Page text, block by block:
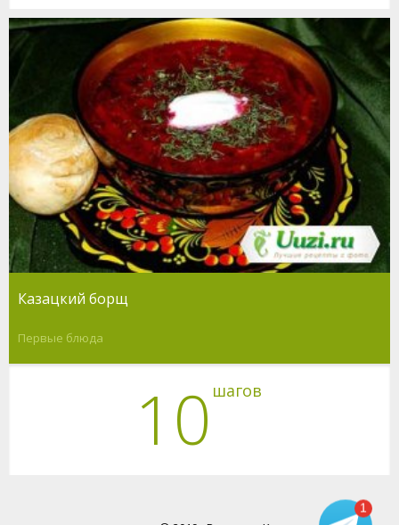
Казацкий борщ
Первые блюда
10 шагов
1